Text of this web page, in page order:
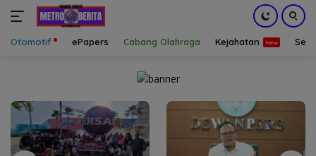
Otomotif ePapers Cabang Olahraga Kejahatan